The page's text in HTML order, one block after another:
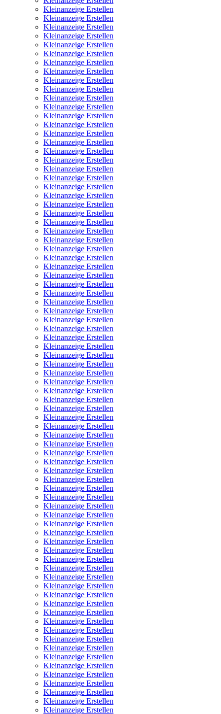
Kleinanzeige Erstellen
Kleinanzeige Erstellen
Kleinanzeige Erstellen
Kleinanzeige Erstellen
Kleinanzeige Erstellen
Kleinanzeige Erstellen
Kleinanzeige Erstellen
Kleinanzeige Erstellen
Kleinanzeige Erstellen
Kleinanzeige Erstellen
Kleinanzeige Erstellen
Kleinanzeige Erstellen
Kleinanzeige Erstellen
Kleinanzeige Erstellen
Kleinanzeige Erstellen
Kleinanzeige Erstellen
Kleinanzeige Erstellen
Kleinanzeige Erstellen
Kleinanzeige Erstellen
Kleinanzeige Erstellen
Kleinanzeige Erstellen
Kleinanzeige Erstellen
Kleinanzeige Erstellen
Kleinanzeige Erstellen
Kleinanzeige Erstellen
Kleinanzeige Erstellen
Kleinanzeige Erstellen
Kleinanzeige Erstellen
Kleinanzeige Erstellen
Kleinanzeige Erstellen
Kleinanzeige Erstellen
Kleinanzeige Erstellen
Kleinanzeige Erstellen
Kleinanzeige Erstellen
Kleinanzeige Erstellen
Kleinanzeige Erstellen
Kleinanzeige Erstellen
Kleinanzeige Erstellen
Kleinanzeige Erstellen
Kleinanzeige Erstellen
Kleinanzeige Erstellen
Kleinanzeige Erstellen
Kleinanzeige Erstellen
Kleinanzeige Erstellen
Kleinanzeige Erstellen
Kleinanzeige Erstellen
Kleinanzeige Erstellen
Kleinanzeige Erstellen
Kleinanzeige Erstellen
Kleinanzeige Erstellen
Kleinanzeige Erstellen
Kleinanzeige Erstellen
Kleinanzeige Erstellen
Kleinanzeige Erstellen
Kleinanzeige Erstellen
Kleinanzeige Erstellen
Kleinanzeige Erstellen
Kleinanzeige Erstellen
Kleinanzeige Erstellen
Kleinanzeige Erstellen
Kleinanzeige Erstellen
Kleinanzeige Erstellen
Kleinanzeige Erstellen
Kleinanzeige Erstellen
Kleinanzeige Erstellen
Kleinanzeige Erstellen
Kleinanzeige Erstellen
Kleinanzeige Erstellen
Kleinanzeige Erstellen
Kleinanzeige Erstellen
Kleinanzeige Erstellen
Kleinanzeige Erstellen
Kleinanzeige Erstellen
Kleinanzeige Erstellen
Kleinanzeige Erstellen
Kleinanzeige Erstellen
Kleinanzeige Erstellen
Kleinanzeige Erstellen
Kleinanzeige Erstellen
Kleinanzeige Erstellen